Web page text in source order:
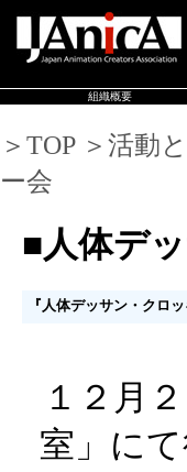
組織概要
＞TOP ＞活動
ー会
■人体デ
『人体デッサン・クロ
１２月
室」に